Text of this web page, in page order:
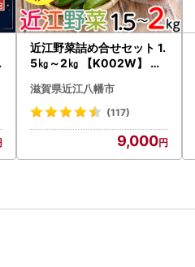
近江野菜詰め合せセット 1.
5㎏～2㎏ 【K002W】 野
滋賀県近江八幡市
(117)
9,000